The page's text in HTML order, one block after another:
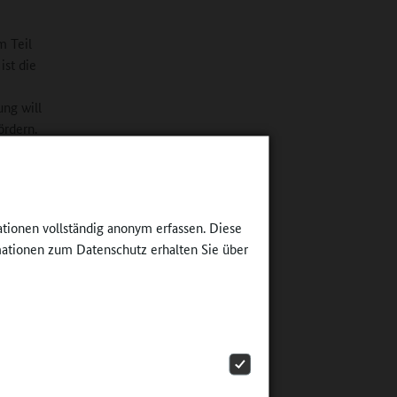
vollständig anonym erfassen. Diese
zum Datenschutz erhalten Sie über
die
will